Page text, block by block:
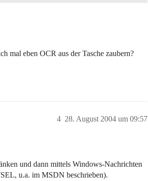
mal eben OCR aus der Tasche zaubern?
28. August 2004 um 09:57
4
und dann mittels Windows-Nachrichten
u.a. im MSDN beschrieben).